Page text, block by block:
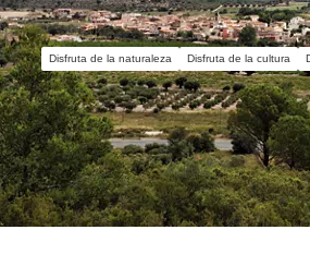
Disfruta de la naturaleza Disfruta de la cultura